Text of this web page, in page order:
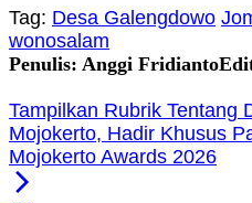
Tag: Desa Galengdowo
wonosalam
Penulis: Anggi Fridianto
Tampilkan Rubrik Tentang
Mojokerto, Hadir Khusus
Mojokerto Awards 2026